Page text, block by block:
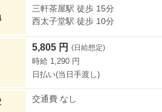
三軒茶屋駅 徒歩 15分
西太子堂駅 徒歩 10分
5,805 円 (日給想定)
時給 1,290 円
日払い(当日手渡し)
交通費 なし